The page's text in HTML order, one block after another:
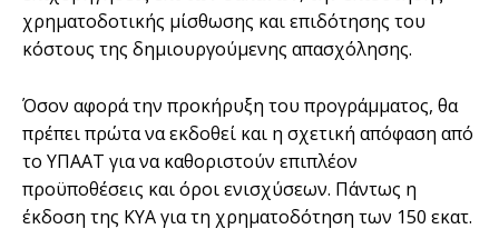
χρηματοδοτικής μίσθωσης και επιδότησης του
κόστους της δημιουργούμενης απασχόλησης.
Όσον αφορά την προκήρυξη του προγράμματος, θα
πρέπει πρώτα να εκδοθεί και η σχετική απόφαση από
το ΥΠΑΑΤ για να καθοριστούν επιπλέον
προϋποθέσεις και όροι ενισχύσεων. Πάντως η
έκδοση της ΚΥΑ για τη χρηματοδότηση των 150 εκατ.